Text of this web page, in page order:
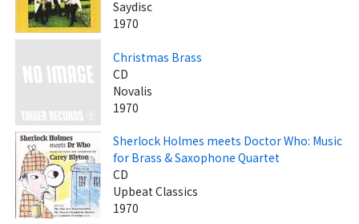
Saydisc
1970
Christmas Brass
CD
Novalis
1970
Sherlock Holmes meets Doctor Who: Music
for Brass & Saxophone Quartet
CD
Upbeat Classics
1970